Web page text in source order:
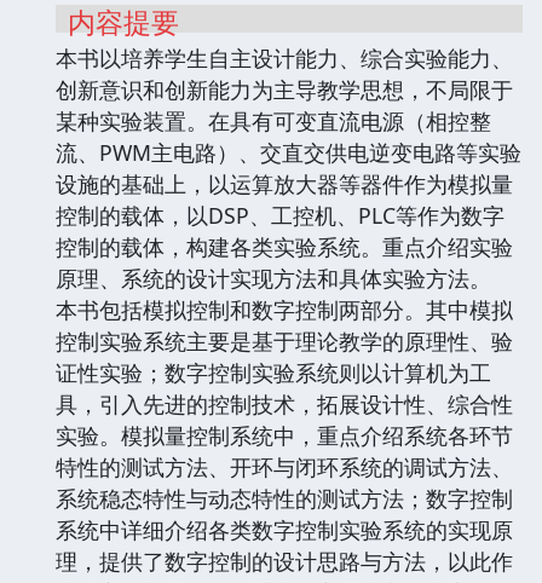
内容提要
本书以培养学生自主设计能力、综合实验能力、
创新意识和创新能力为主导教学思想，不局限于
某种实验装置。在具有可变直流电源（相控整
流、PWM主电路）、交直交供电逆变电路等实验
设施的基础上，以运算放大器等器件作为模拟量
控制的载体，以DSP、工控机、PLC等作为数字
控制的载体，构建各类实验系统。重点介绍实验
原理、系统的设计实现方法和具体实验方法。
本书包括模拟控制和数字控制两部分。其中模拟
控制实验系统主要是基于理论教学的原理性、验
证性实验；数字控制实验系统则以计算机为工
具，引入先进的控制技术，拓展设计性、综合性
实验。模拟量控制系统中，重点介绍系统各环节
特性的测试方法、开环与闭环系统的调试方法、
系统稳态特性与动态特性的测试方法；数字控制
系统中详细介绍各类数字控制实验系统的实现原
理，提供了数字控制的设计思路与方法，以此作